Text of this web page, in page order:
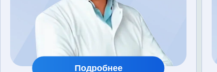
Подробнее